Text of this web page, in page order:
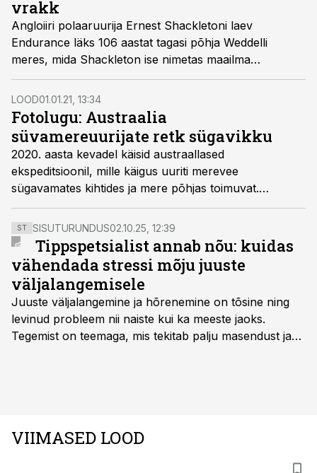
vrakk
Angloiiri polaaruurija Ernest Shackletoni laev
Endurance läks 106 aastat tagasi põhja Weddelli
meres, mida Shackleton ise nimetas maailma
halvimaks mereks. Märtsi alguses leiti see pärast kuu
aega kestnud otsinguid lõpuks üles.
LOOD01.01.21, 13:34
Fotolugu: Austraalia
süvamereuurijate retk sügavikku
2020. aasta kevadel käisid austraallased
ekspeditsioonil, mille käigus uuriti merevee
sügavamates kihtides ja mere põhjas toimuvat.
Inimsilma eest kõige paremini peidus olnud soppe
uuriti allveeroboti abil.
ST SISUTURUNDUS02.10.25, 12:39
Tippspetsialist annab nõu: kuidas
vähendada stressi mõju juuste
väljalangemisele
Juuste väljalangemine ja hõrenemine on tõsine ning
levinud probleem nii naiste kui ka meeste jaoks.
Tegemist on teemaga, mis tekitab palju masendust ja
VIIMASED LOOD